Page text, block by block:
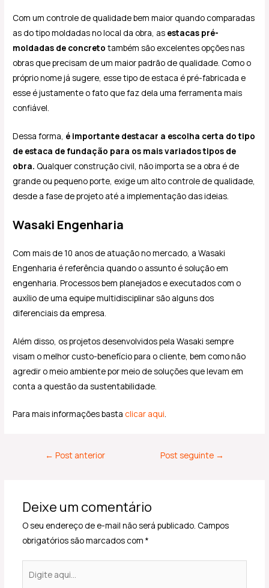
Com um controle de qualidade bem maior quando comparadas
as do tipo moldadas no local da obra, as estacas pré-
moldadas de concreto também são excelentes opções nas
obras que precisam de um maior padrão de qualidade. Como o
próprio nome já sugere, esse tipo de estaca é pré-fabricada e
esse é justamente o fato que faz dela uma ferramenta mais
confiável.
Dessa forma, é importante destacar a escolha certa do tipo
de estaca de fundação para os mais variados tipos de
obra. Qualquer construção civil, não importa se a obra é de
grande ou pequeno porte, exige um alto controle de qualidade,
desde a fase de projeto até a implementação das ideias.
Wasaki Engenharia
Com mais de 10 anos de atuação no mercado, a Wasaki
Engenharia é referência quando o assunto é solução em
engenharia. Processos bem planejados e executados com o
auxílio de uma equipe multidisciplinar são alguns dos
diferenciais da empresa.
Além disso, os projetos desenvolvidos pela Wasaki sempre
visam o melhor custo-benefício para o cliente, bem como não
agredir o meio ambiente por meio de soluções que levam em
conta a questão da sustentabilidade.
Para mais informações basta clicar aqui.
← Post anterior Post seguinte →
Deixe um comentário
O seu endereço de e-mail não será publicado. Campos
obrigatórios são marcados com *
aqui...